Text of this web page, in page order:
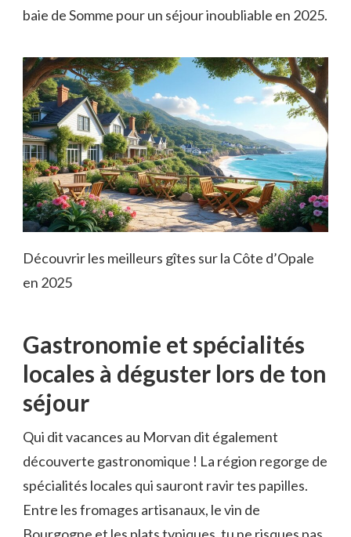
baie de Somme pour un séjour inoubliable en 2025.
Découvrir les meilleurs gîtes sur la Côte d’Opale
en 2025
Gastronomie et spécialités
locales à déguster lors de ton
séjour
Qui dit vacances au Morvan dit également
découverte gastronomique ! La région regorge de
spécialités locales qui sauront ravir tes papilles.
Entre les fromages artisanaux, le vin de